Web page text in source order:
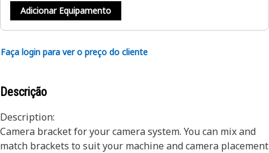
Adicionar Equipamento
Faça login para ver o preço do cliente
Descrição
Description:
Camera bracket for your camera system. You can mix and
match brackets to suit your machine and camera placement